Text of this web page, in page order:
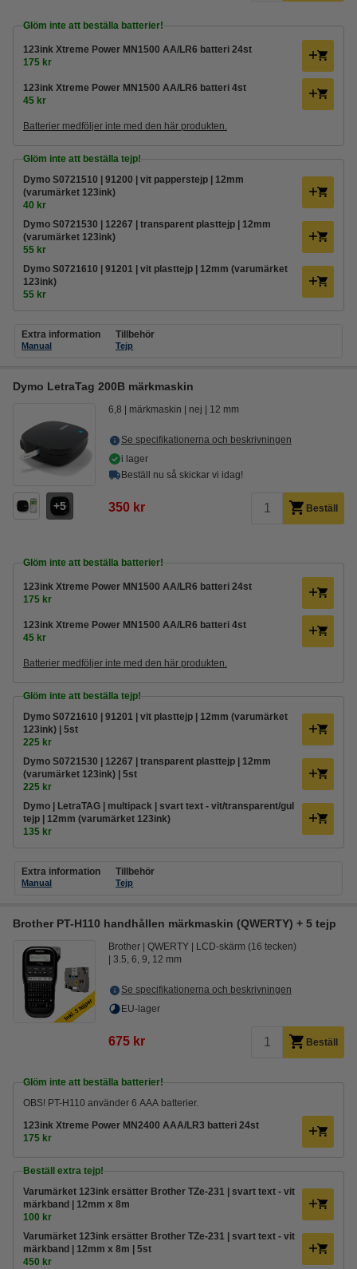
Glöm inte att beställa batterier!
123ink Xtreme Power MN1500 AA/LR6 batteri 24st
175 kr
123ink Xtreme Power MN1500 AA/LR6 batteri 4st
45 kr
Batterier medföljer inte med den här produkten.
Glöm inte att beställa tejp!
Dymo S0721510 | 91200 | vit papperstejp | 12mm
(varumärket 123ink)
40 kr
Dymo S0721530 | 12267 | transparent plasttejp | 12mm
(varumärket 123ink)
55 kr
Dymo S0721610 | 91201 | vit plasttejp | 12mm (varumärket
123ink)
55 kr
Extra information
Manual
Tillbehör
Tejp
Dymo LetraTag 200B märkmaskin
5
6,8 märkmaskin nej 12 mm
Se specifikationerna och beskrivningen
i lager
Beställ nu så skickar vi idag!
350 kr Beställ
Glöm inte att beställa batterier!
123ink Xtreme Power MN1500 AA/LR6 batteri 24st
175 kr
123ink Xtreme Power MN1500 AA/LR6 batteri 4st
45 kr
Batterier medföljer inte med den här produkten.
Glöm inte att beställa tejp!
Dymo S0721610 | 91201 | vit plasttejp | 12mm (varumärket
123ink) | 5st
225 kr
Dymo S0721530 | 12267 | transparent plasttejp | 12mm
(varumärket 123ink) | 5st
225 kr
Dymo | LetraTAG | multipack | svart text - vit/transparent/gul
tejp | 12mm (varumärket 123ink)
135 kr
Extra information
Manual
Tillbehör
Tejp
Brother PT-H110 handhållen märkmaskin (QWERTY) + 5 tejp
Brother QWERTY
LCD-skärm (16 tecken)
3.5, 6, 9, 12 mm
Se specifikationerna och beskrivningen
EU-lager
675 kr Beställ
Glöm inte att beställa batterier!
OBS! PT-H110 använder 6 AAA batterier.
123ink Xtreme Power MN2400 AAA/LR3 batteri 24st
175 kr
Beställ extra tejp!
Varumärket 123ink ersätter Brother TZe-231 | svart text - vit
märkband | 12mm x 8m
100 kr
Varumärket 123ink ersätter Brother TZe-231 | svart text - vit
märkband | 12mm x 8m | 5st
450 kr